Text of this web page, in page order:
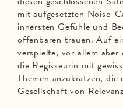
mit aufgesetzten Noise-
innersten Gefühle und
offenbaren trauen. Auf
verspielte, vor allem
die Regisseurin mit
Themen anzukratzen,
Gesellschaft von